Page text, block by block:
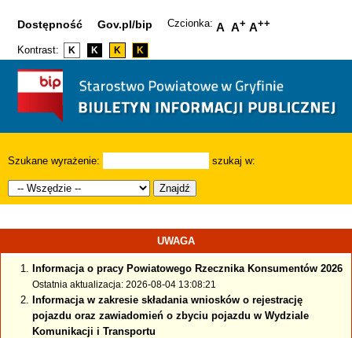
Dostępność Gov.pl/bip Czcionka: A A+ A++
Kontrast: K K K K
Szukane wyrażenie: szukaj w:
Znajdź
UWAGA
Informacja o pracy Powiatowego Rzecznika Konsumentów 2026
Ostatnia aktualizacja: 2026-08-04 13:08:21
Informacja w zakresie składania wniosków o rejestrację
pojazdu oraz zawiadomień o zbyciu pojazdu w Wydziale
Komunikacji i Transportu